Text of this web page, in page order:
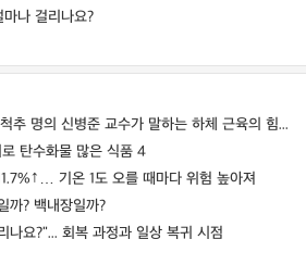
나 걸리나요?
“근육은 관절의 보호자”… 척추 명의 신병준 교수가 말하는 하체 근육의 힘 [평생운동연구소]
탄수화물 많은 식품 4
기온 1도 오를 때마다 위험 높아져
까? 백내장일까?
나요?"... 회복 과정과 일상 복귀 시점